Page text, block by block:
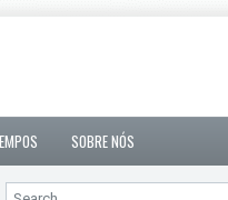
SOBRE NÓS